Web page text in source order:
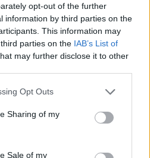
opt-out of the further
information by third parties on the
This information may
parties on the IAB’s List of
may further disclose it to other
app uses one or more Google
behaviour. You may click to
and its third-party tags to
purposes in below Google
Opt Outs
Sharing of my
Sale of my